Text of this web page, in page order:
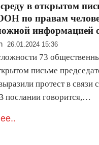
в открытом
по правам
информацией
26.01.2024 15:36
73
письме
протест в
послании говорится,…